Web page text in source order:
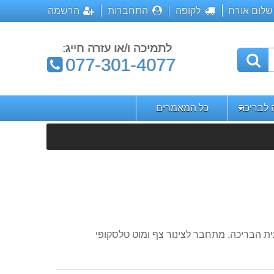
שלום אורח לקופה התחברות הרשמה
לתמיכה ו/או עזרה חייג:
טלפון:
077-301-4077
לבריכה כל המאמרים
הבריכה, מתחבר לצינור צף ומוט טלסקופי